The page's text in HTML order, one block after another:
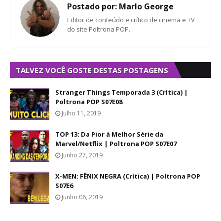
Postado por: Marlo George
Editor de conteúdo e crítico de cinema e TV
do site Poltrona POP.
TALVEZ VOCÊ GOSTE DESTAS POSTAGENS
Stranger Things Temporada 3 (Crítica) |
Poltrona POP S07E08
Julho 11, 2019
TOP 13: Da Pior à Melhor Série da
Marvel/Netflix | Poltrona POP S07E07
Junho 27, 2019
X-MEN: FÊNIX NEGRA (Crítica) | Poltrona POP
S07E6
Junho 06, 2019